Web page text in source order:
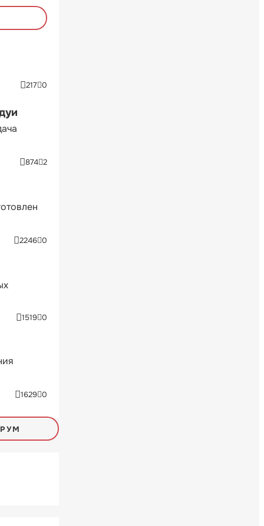
217 0
874 2
2246 0
1519 0
1629 0